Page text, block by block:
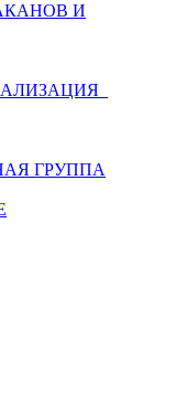
И
ГРУППА